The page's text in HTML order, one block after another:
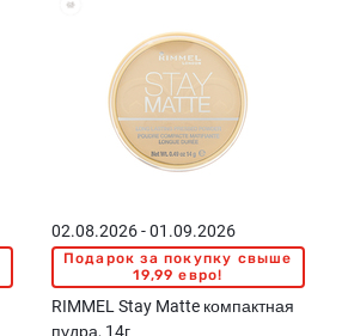
02.08.2026 - 01.09.2026
Подарок за покупку свыше
19,99 евро!
RIMMEL Stay Matte компактная
пудра, 14г